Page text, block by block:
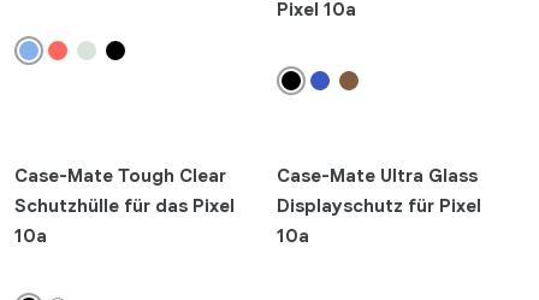
Neueste
Kompatibilität
Farben
Marken
Pixel 10a
Case-Mate Tough Clear
Schutzhülle für das Pixel
10a
Case-Mate Ultra Glass
Displayschutz für Pixel
10a